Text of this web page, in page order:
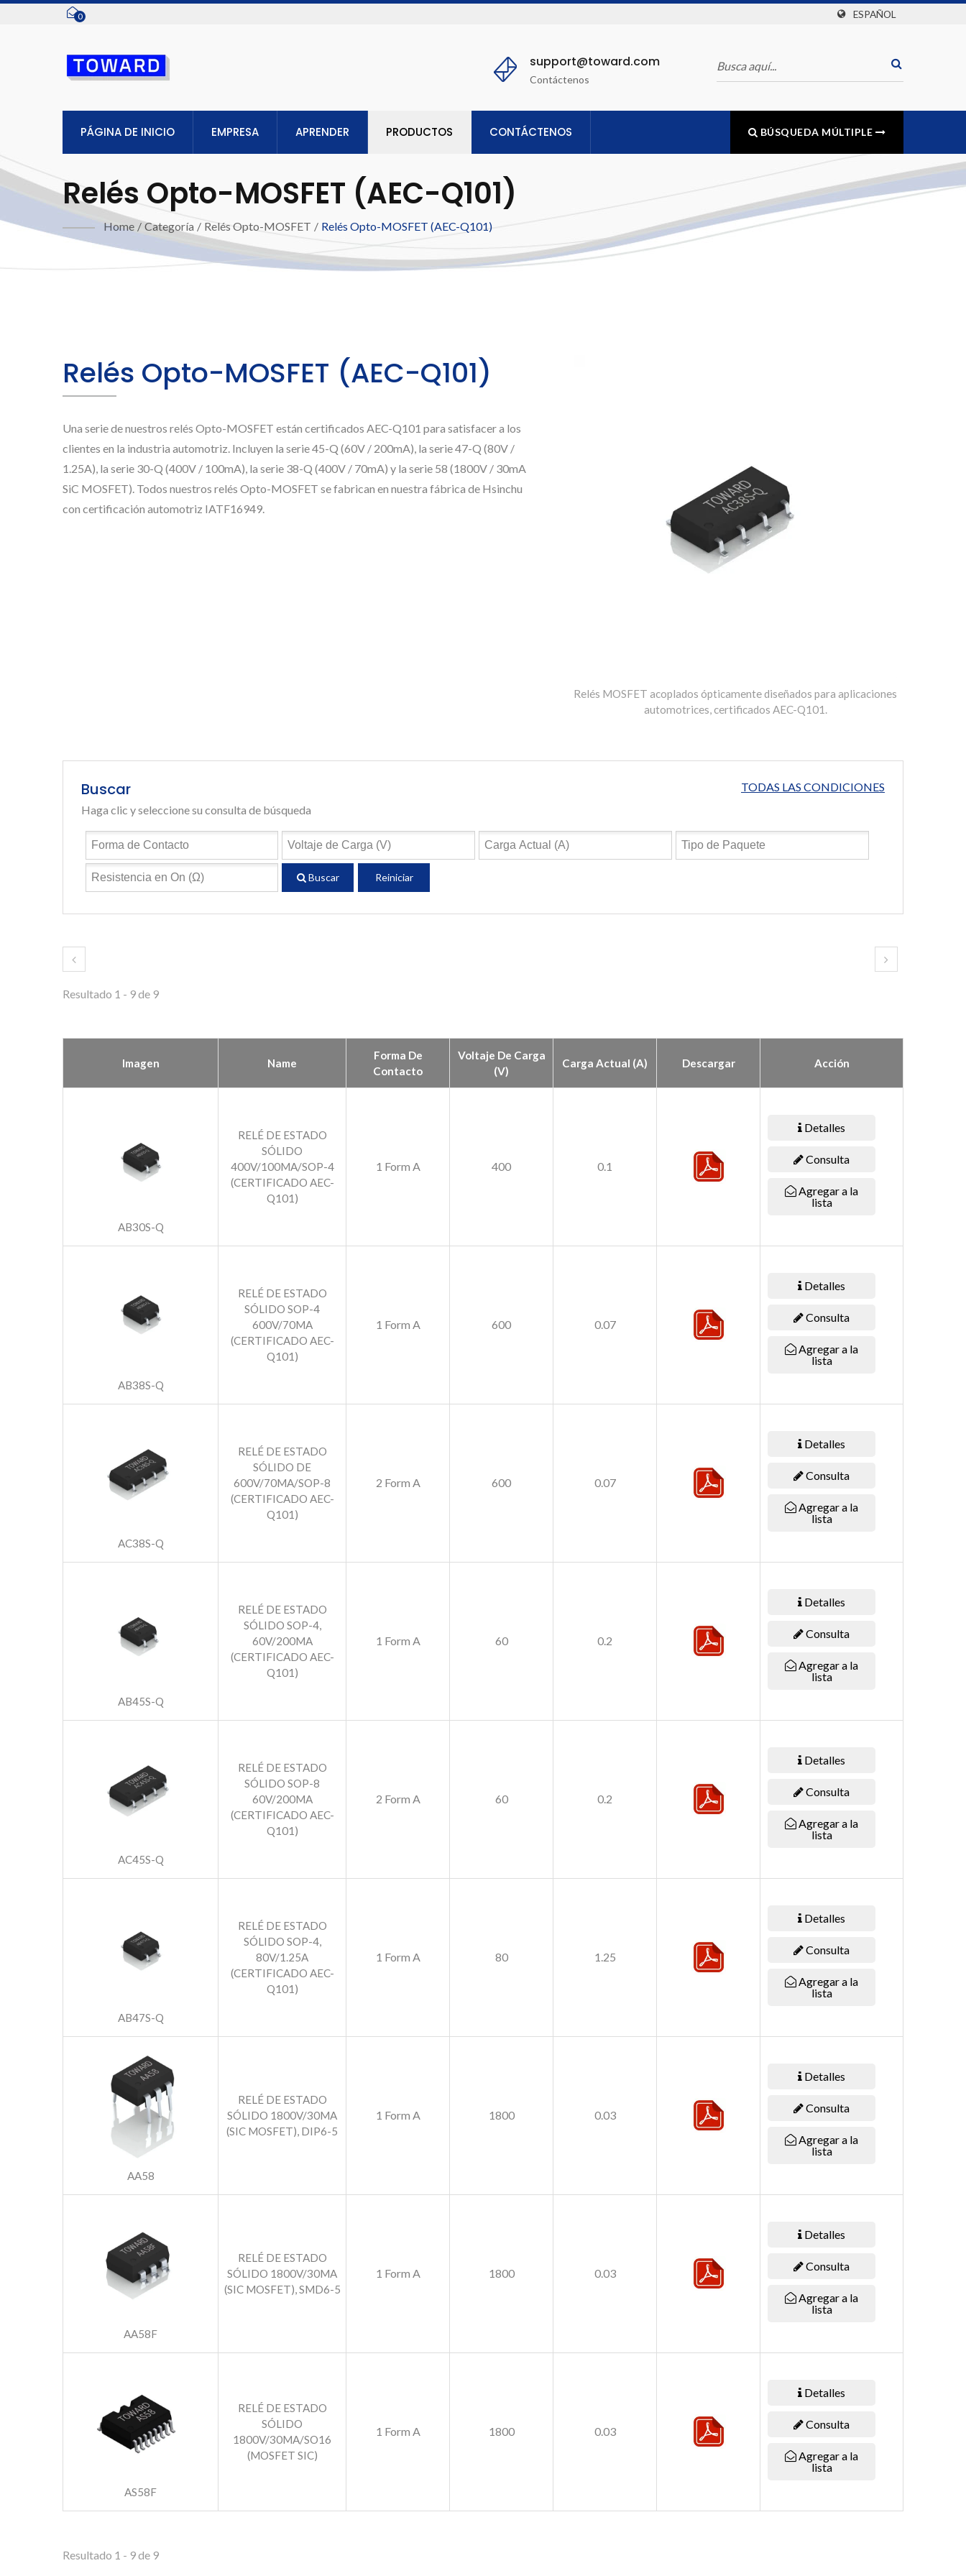
0 ESPAÑOL
support@toward.com
Contáctenos
PÁGINA DE INICIO EMPRESA APRENDER PRODUCTOS CONTÁCTENOS BÚSQUEDA MÚLTIPLE
Relés Opto-MOSFET (AEC-Q101)
Home / Categoría / Relés Opto-MOSFET / Relés Opto-MOSFET (AEC-Q101)
Relés MOSFET acoplados ópticamente diseñados para aplicaciones
automotrices, certificados AEC-Q101.
Relés Opto-MOSFET (AEC-Q101)
Una serie de nuestros relés Opto-MOSFET están certificados AEC-Q101 para satisfacer a los
clientes en la industria automotriz. Incluyen la serie 45-Q (60V / 200mA), la serie 47-Q (80V /
1.25A), la serie 30-Q (400V / 100mA), la serie 38-Q (400V / 70mA) y la serie 58 (1800V / 30mA
SiC MOSFET). Todos nuestros relés Opto-MOSFET se fabrican en nuestra fábrica de Hsinchu
con certificación automotriz IATF16949.
TODAS LAS CONDICIONES
Buscar
Haga clic y seleccione su consulta de búsqueda
Buscar Reiniciar
Resultado 1 - 9 de 9
Imagen Name
Forma De
Contacto
Voltaje De Carga
(V)
Carga Actual (A) Descargar Acción
AB30S-Q
RELÉ DE ESTADO
SÓLIDO
400V/100MA/SOP-4
(CERTIFICADO AEC-
Q101)
1 Form A 400 0.1
Detalles
Consulta
Agregar a la
lista
AB38S-Q
RELÉ DE ESTADO
SÓLIDO SOP-4
600V/70MA
(CERTIFICADO AEC-
Q101)
1 Form A 600 0.07
Detalles
Consulta
Agregar a la
lista
AC38S-Q
RELÉ DE ESTADO
SÓLIDO DE
600V/70MA/SOP-8
(CERTIFICADO AEC-
Q101)
2 Form A 600 0.07
Detalles
Consulta
Agregar a la
lista
AB45S-Q
RELÉ DE ESTADO
SÓLIDO SOP-4,
60V/200MA
(CERTIFICADO AEC-
Q101)
1 Form A 60 0.2
Detalles
Consulta
Agregar a la
lista
AC45S-Q
RELÉ DE ESTADO
SÓLIDO SOP-8
60V/200MA
(CERTIFICADO AEC-
Q101)
2 Form A 60 0.2
Detalles
Consulta
Agregar a la
lista
AB47S-Q
RELÉ DE ESTADO
SÓLIDO SOP-4,
80V/1.25A
(CERTIFICADO AEC-
Q101)
1 Form A 80 1.25
Detalles
Consulta
Agregar a la
lista
AA58
RELÉ DE ESTADO
SÓLIDO 1800V/30MA
(SIC MOSFET), DIP6-5
1 Form A 1800 0.03
Detalles
Consulta
Agregar a la
lista
AA58F
RELÉ DE ESTADO
SÓLIDO 1800V/30MA
(SIC MOSFET), SMD6-5
1 Form A 1800 0.03
Detalles
Consulta
Agregar a la
lista
AS58F
RELÉ DE ESTADO
SÓLIDO
1800V/30MA/SO16
(MOSFET SIC)
1 Form A 1800 0.03
Detalles
Consulta
Agregar a la
lista
Resultado 1 - 9 de 9